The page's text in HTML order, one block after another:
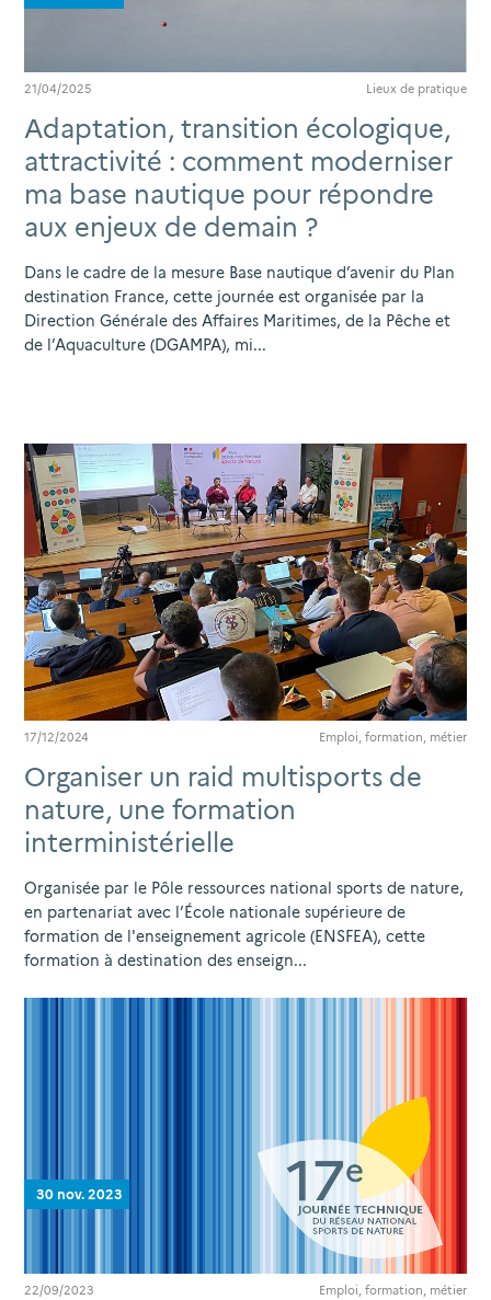
21/04/2025 Lieux de pratique
Adaptation, transition écologique,
attractivité : comment moderniser
ma base nautique pour répondre
aux enjeux de demain ?
Dans le cadre de la mesure Base nautique d’avenir du Plan
destination France, cette journée est organisée par la
Direction Générale des Affaires Maritimes, de la Pêche et
de l’Aquaculture (DGAMPA), mi...
17/12/2024 Emploi, formation, métier
Organiser un raid multisports de
nature, une formation
interministérielle
Organisée par le Pôle ressources national sports de nature,
en partenariat avec l’École nationale supérieure de
formation de l'enseignement agricole (ENSFEA), cette
formation à destination des enseign...
30 nov. 2023
22/09/2023 Emploi, formation, métier